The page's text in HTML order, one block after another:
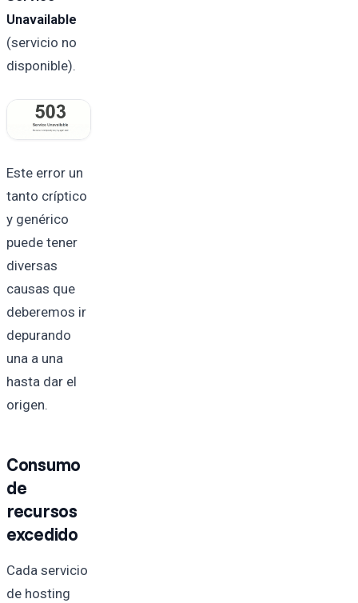
Unavailable
(servicio no
disponible).
Este error un
tanto críptico
y genérico
puede tener
diversas
causas que
deberemos ir
depurando
una a una
hasta dar el
origen.
Consumo
de
recursos
excedido
Cada servicio
de hosting